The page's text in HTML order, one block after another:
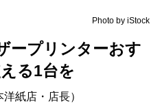
Photo by iStock
ープリンターおす
る1台を
紙店・店長）